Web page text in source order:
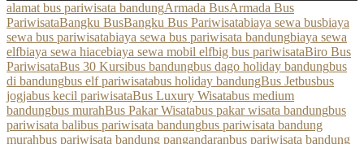
alamat bus pariwisata bandungArmada BusArmada Bus
PariwisataBangku BusBangku Bus Pariwisatabiaya sewa busbiaya
sewa bus pariwisatabiaya sewa bus pariwisata bandungbiaya sewa
elfbiaya sewa hiacebiaya sewa mobil elfbig bus pariwisataBiro Bus
PariwisataBus 30 Kursibus bandungbus dago holiday bandungbus
di bandungbus elf pariwisatabus holiday bandungBus Jetbusbus
jogjabus kecil pariwisataBus Luxury Wisatabus medium
bandungbus murahBus Pakar Wisatabus pakar wisata bandungbus
pariwisata balibus pariwisata bandungbus pariwisata bandung
murahbus pariwisata bandung pangandaranbus pariwisata bandung